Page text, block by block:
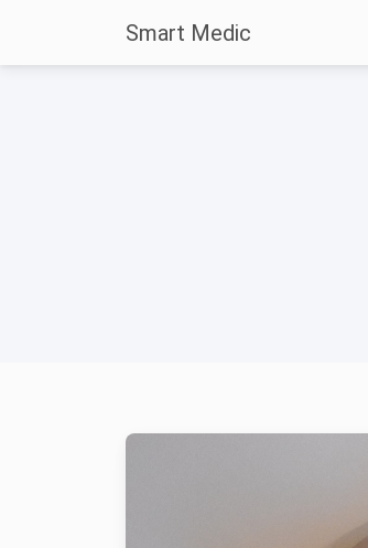
Smart Medic